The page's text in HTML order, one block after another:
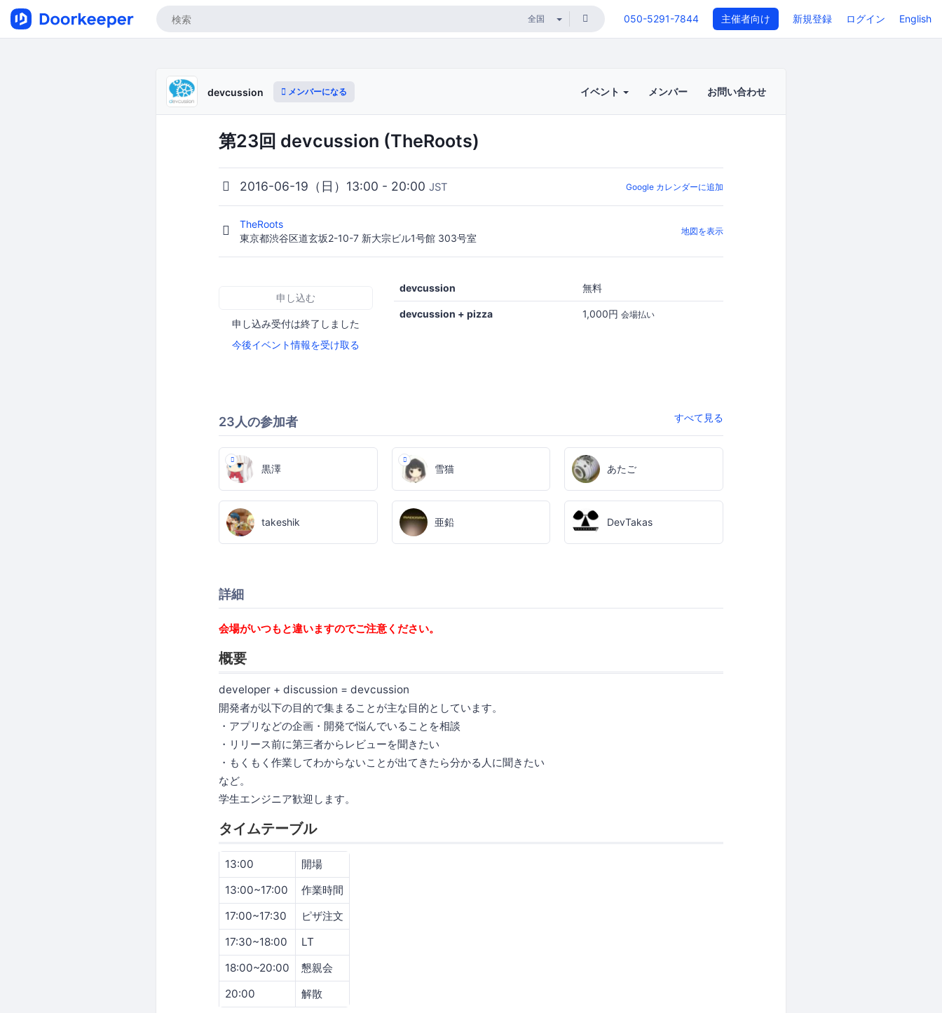
050-5291-7844 主催者向け 新規登録 ログイン English
devcussion メンバーになる イベント メンバー お問い合わせ
第23回 devcussion (TheRoots)
2016-06-19（日）13:00 - 20:00 JST Google カレンダーに追加
TheRoots
東京都渋谷区道玄坂2-10-7 新大宗ビル1号館 303号室
地図を表示
申し込む
申し込み受付は終了しました
今後イベント情報を受け取る
devcussion 無料
devcussion + pizza 1,000円 会場払い
23人の参加者 すべて見る
黒澤 雪猫 あたご
takeshik 亜鉛 DevTakas
詳細
会場がいつもと違いますのでご注意ください。
概要
developer + discussion = devcussion
開発者が以下の目的で集まることが主な目的としています。
・アプリなどの企画・開発で悩んでいることを相談
・リリース前に第三者からレビューを聞きたい
・もくもく作業してわからないことが出てきたら分かる人に聞きたい
など。
学生エンジニア歓迎します。
タイムテーブル
13:00
開場
13:00~17:00
作業時間
17:00~17:30
ピザ注文
17:30~18:00
LT
18:00~20:00
懇親会
20:00
解散